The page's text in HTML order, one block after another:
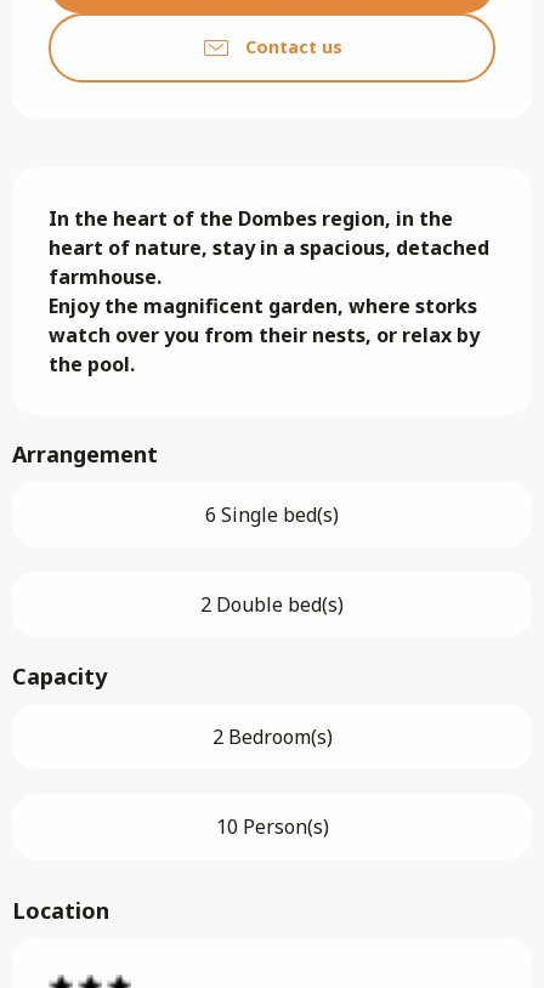
Contact us
In the heart of the Dombes region, in the
heart of nature, stay in a spacious, detached
farmhouse.
Enjoy the magnificent garden, where storks
watch over you from their nests, or relax by
the pool.
Arrangement
6 Single bed(s)
2 Double bed(s)
Capacity
2 Bedroom(s)
10 Person(s)
Location